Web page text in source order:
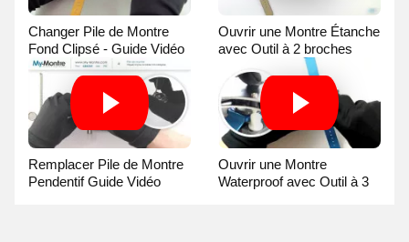
Changer Pile de Montre
Fond Clipsé - Guide Vidéo
Ouvrir une Montre Étanche
avec Outil à 2 broches
Remplacer Pile de Montre
Pendentif Guide Vidéo
Ouvrir une Montre
Waterproof avec Outil à 3